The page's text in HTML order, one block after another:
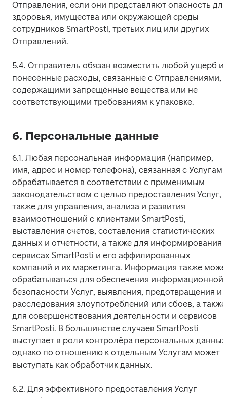
Отправления, если они представляют опасность для
здоровья, имущества или окружающей среды
сотрудников SmartPosti, третьих лиц или других
Отправлений.
5.4. Отправитель обязан возместить любой ущерб и
понесённые расходы, связанные с Отправлениями,
содержащими запрещённые вещества или не
соответствующими требованиям к упаковке.
6. Персональные данные
6.1. Любая персональная информация (например,
имя, адрес и номер телефона), связанная с
обрабатывается в соответствии с применимым
законодательством с целью предоставления Услуг,
также для управления, анализа и развития
взаимоотношений с клиентами SmartPosti,
выставления счетов, составления статистических
данных и отчетности, а также для информирования
сервисах SmartPosti и его аффилированных
компаний и их маркетинга. Информация также
обрабатываться для обеспечения информационной
безопасности Услуг, выявления, предотвращения и
расследования злоупотреблений или сбоев, а также
для совершенствования деятельности и сервисов
SmartPosti. В большинстве случаев SmartPosti
выступает в роли контролёра персональных
однако по отношению к отдельным Услугам может
выступать как обработчик данных.
6.2. Для эффективного предоставления Услуг